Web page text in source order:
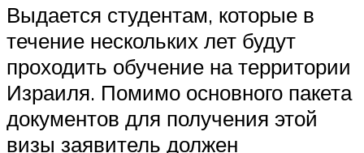
Выдается студентам, которые в
течение нескольких лет будут
проходить обучение на территории
Израиля. Помимо основного пакета
документов для получения этой
визы заявитель должен